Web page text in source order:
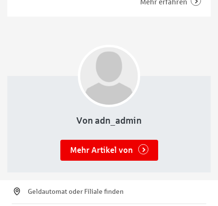
Mehr erfahren
Von adn_admin
Mehr Artikel von
Geldautomat oder Filiale finden